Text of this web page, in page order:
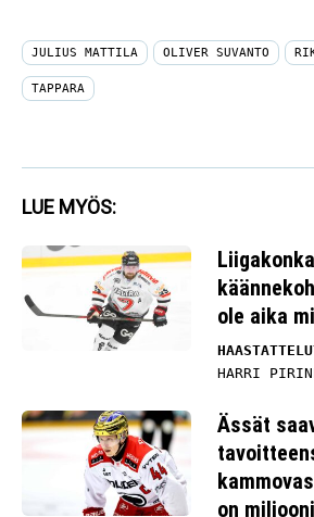
JULIUS MATTILA OLIVER SUVANTO
TAPPARA
LUE MYÖS:
ole aika
on